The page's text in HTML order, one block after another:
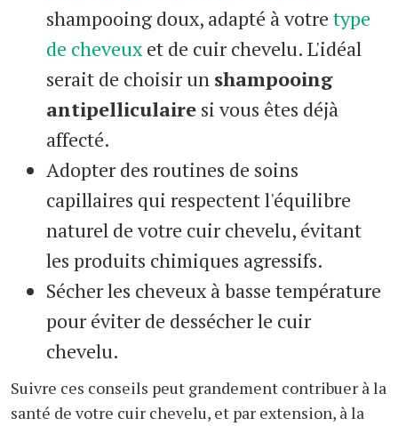
shampooing doux, adapté à votre type
de cheveuxet de cuir chevelu. L'idéal
serait de choisir un shampooing
antipelliculaire si vous êtes déjà
affecté.
Adopter des routines de soins
capillaires qui respectent l'équilibre
naturel de votre cuir chevelu, évitant
les produits chimiques agressifs.
Sécher les cheveux à basse température
pour éviter de dessécher le cuir
chevelu.
Suivre ces conseils peut grandement contribuer à la
santé de votre cuir chevelu, et par extension, à la